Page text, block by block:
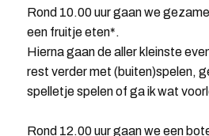
Rond 10.00 uur gaan we
een fruitje eten*.
Hierna gaan de aller kleinste
rest verder met (buiten)spelen,
spelletje spelen of ga ik wat
Rond 12.00 uur gaan we een